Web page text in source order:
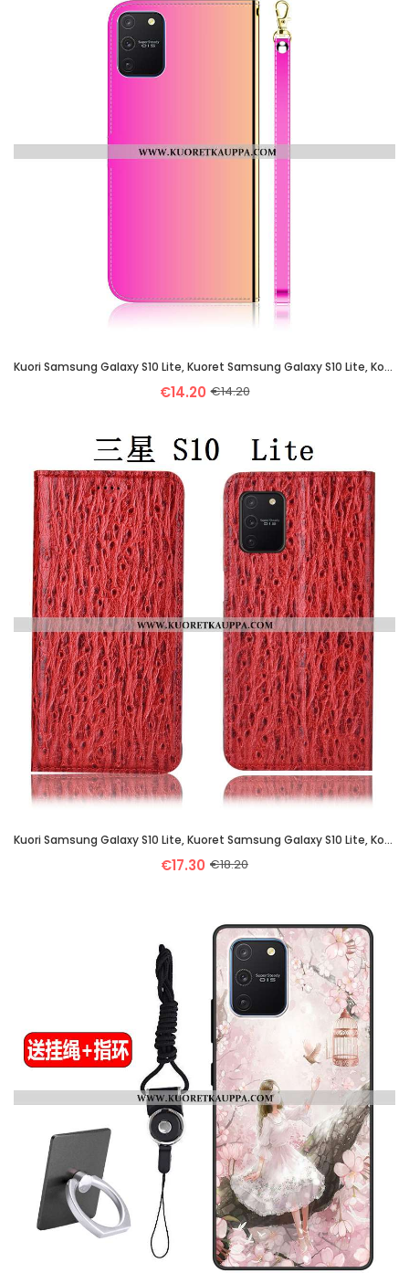
Kuori Samsung Galaxy S10 Lite, Kuoret Samsung Galaxy S10 Lite, Kotelo Samsung Galaxy S10 Lite Suojau
€14.20 €14.20
Kuori Samsung Galaxy S10 Lite, Kuoret Samsung Galaxy S10 Lite, Kotelo Samsung Galaxy S10 Lite Suojau
€17.30 €18.20